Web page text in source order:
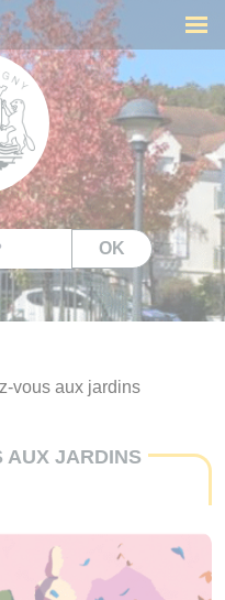
OK
vous aux jardins
AUX JARDINS